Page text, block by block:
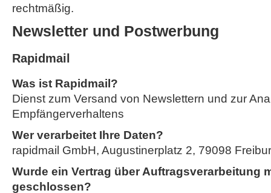
rechtmäßig.
Newsletter und Postwerbung
Rapidmail
Was ist Rapidmail?
Dienst zum Versand von Newslettern und zur
Empfängerverhaltens
Wer verarbeitet Ihre Daten?
rapidmail GmbH, Augustinerplatz 2, 79098
Wurde ein Vertrag über Auftragsverarbeitung
geschlossen?